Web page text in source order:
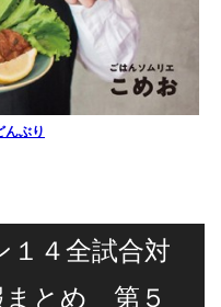
んぶり
１４全試合対
まとめ 第５